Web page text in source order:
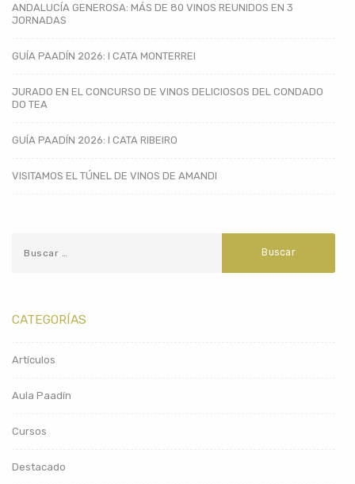
ANDALUCÍA GENEROSA: MÁS DE 80 VINOS REUNIDOS EN 3
JORNADAS
GUÍA PAADÍN 2026: I CATA MONTERREI
JURADO EN EL CONCURSO DE VINOS DELICIOSOS DEL CONDADO
DO TEA
GUÍA PAADÍN 2026: I CATA RIBEIRO
VISITAMOS EL TÚNEL DE VINOS DE AMANDI
CATEGORÍAS
Artículos
Aula Paadín
Cursos
Destacado